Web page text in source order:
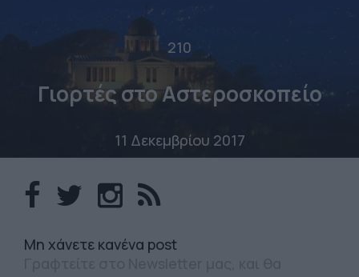
210
Γιορτές στο Αστεροσκοπείο
11 Δεκεμβρίου 2017
Mη χάνετε κανένα post